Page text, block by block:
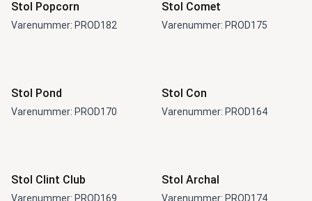
Stol Popcorn
Varenummer: PROD182
Stol Comet
Varenummer: PROD175
Stol Pond
Varenummer: PROD170
Stol Con
Varenummer: PROD164
Stol Clint Club
Varenummer: PROD169
Stol Archal
Varenummer: PROD174